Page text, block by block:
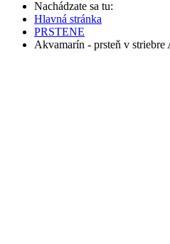
Kontakt
Nachádzate sa tu:
Hlavná stránka